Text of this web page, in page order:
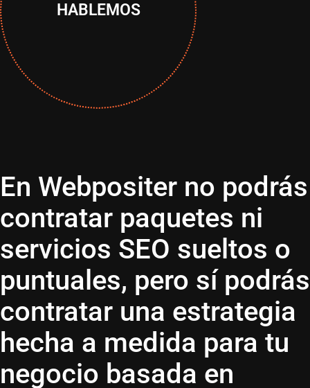
HABLEMOS
En Webpositer no podrás
contratar paquetes ni
servicios SEO sueltos o
puntuales, pero sí podrás
contratar una estrategia
hecha a medida para tu
negocio basada en